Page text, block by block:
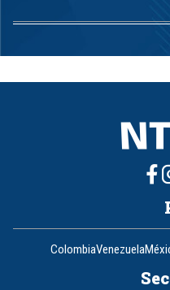
1
8
ColombiaVenezuela